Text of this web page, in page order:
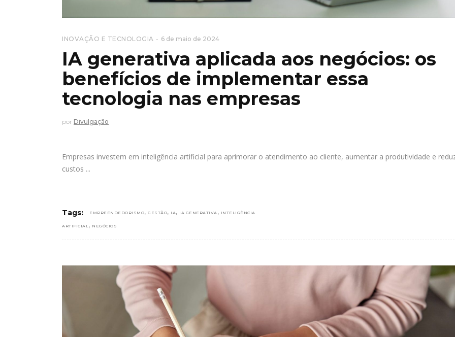
INOVAÇÃO E TECNOLOGIA 6 de maio de 2024
IA generativa aplicada aos negócios: os
benefícios de implementar essa
tecnologia nas empresas
por Divulgação
Empresas investem em inteligência artificial para aprimorar o atendimento ao cliente, aumentar a produtividade e
custos
Tags: EMPREENDEDORISMO, GESTÃO, IA, IA GENERATIVA , INTELIGÊNCIA
ARTIFICIAL, NEGÓCIOS